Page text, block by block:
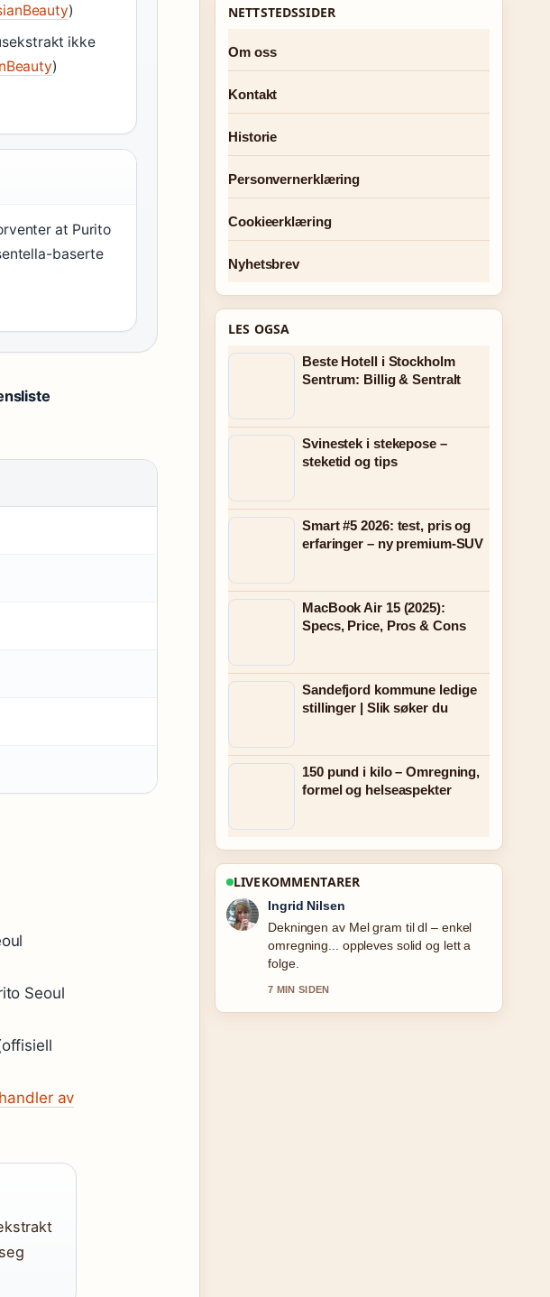
)
ikke
)
at Purito
baserte
Seoul
av
NETTSTEDSSIDER
Om oss
Kontakt
Historie
Personvernerklæring
Cookieerklæring
Nyhetsbrev
LES OGSA
Beste Hotell i Stockholm
Sentrum: Billig & Sentralt
Svinestek i stekepose –
steketid og tips
Smart #5 2026: test, pris og
erfaringer – ny premium-SUV
MacBook Air 15 (2025):
Specs, Price, Pros & Cons
Sandefjord kommune ledige
stillinger | Slik søker du
150 pund i kilo – Omregning,
formel og helseaspekter
LIVEKOMMENTARER
Sindre Hansen
Sterkt verifiseringsarbeid rundt Red Eye
serie: sesonger, cast og hvor.... Flere
medier burde skrive slik.
9 MIN SIDEN